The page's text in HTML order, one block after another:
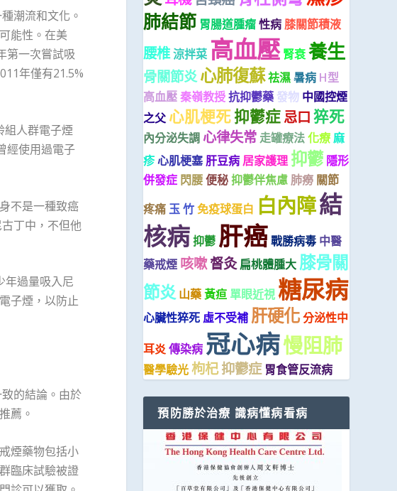
潮流和文化。
能性。在美
第一次嘗試吸
年僅有21.5%
組人群電子煙
經使用過電子
不是一種致癌
丁中，不但他
年過量吸入尼
子煙，以防止
的結論。由於
薦。
煙藥物包括小
臨床試驗被證
肺結節 胃腸道腫瘤性病 膝關節積液
腰椎涼拌菜 高血壓 腎衰養生
骨關節炎心肺復蘇祛濕暑病 H型
高血壓秦嶺教授抗抑鬱藥 發物 中國控煙
之父 心肌梗死抑鬱症忌口猝死
內分泌失調心律失常 走罐療法化療麻
疹心肌梗塞 肝豆病 居家護理 抑鬱 隱形
併發症 閃腰便秘抑鬱伴焦慮 肺癆 關節
疼痛 玉 竹免疫球蛋白 白內障結
核病抑鬱 肝癌戰勝病毒 中醫
藥戒煙 咳嗽督灸 扁桃體腫大 膝骨關
節炎 山藥黃疸 單眼近視 糖尿病
心臟性猝死 虛不受補 肝硬化分泌性中
耳炎傳染病 冠心病慢阻肺
醫學驗光枸杞抑鬱症 胃食管反流病
預防勝於治療 識病懂病看病